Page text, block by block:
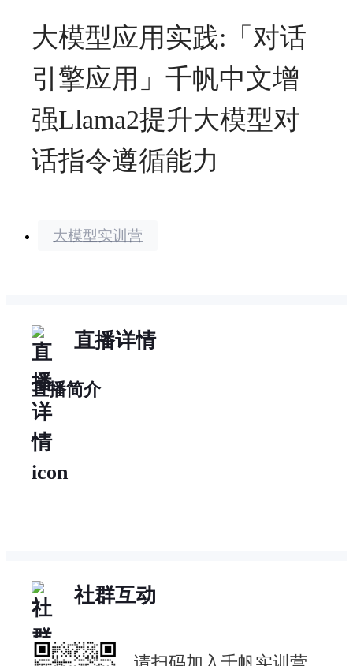
大模型应用实践:「对话
引擎应用」千帆中文增
强Llama2提升大模型对
话指令遵循能力
大模型实训营
直播详情
直播简介
社群互动